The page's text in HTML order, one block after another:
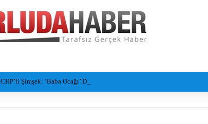
CHP’li Şimşek: ‘Baba Ocağı’ Dediler, İlleri, İlçeleri Paramparça Edip Gittiler